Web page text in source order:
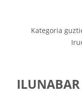
Kategoria